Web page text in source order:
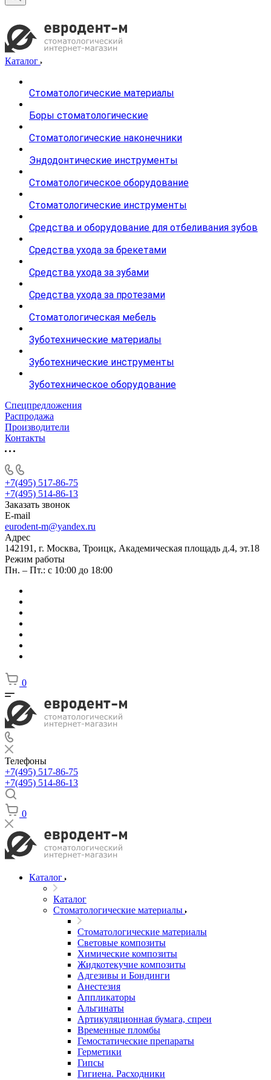
Каталог
Стоматологические материалы
Боры стоматологические
Стоматологические наконечники
Эндодонтические инструменты
Стоматологическое оборудование
Стоматологические инструменты
Средства и оборудование для отбеливания зубов
Средства ухода за брекетами
Средства ухода за зубами
Средства ухода за протезами
Стоматологическая мебель
Зуботехнические материалы
Зуботехнические инструменты
Зуботехническое оборудование
Спецпредложения
Распродажа
Производители
Контакты
+7(495) 517-86-75
+7(495) 514-86-13
Заказать звонок
E-mail
eurodent-m@yandex.ru
Адрес
142191, г. Москва, Троицк, Академическая площадь д.4, эт.18
Режим работы
Пн. – Пт.: с 10:00 до 18:00
0
Телефоны
+7(495) 517-86-75
+7(495) 514-86-13
0
Каталог
Каталог
Стоматологические материалы
Стоматологические материалы
Световые композиты
Химические композиты
Жидкотекучие композиты
Адгезивы и Бондинги
Анестезия
Аппликаторы
Альгинаты
Артикуляционная бумага, спреи
Временные пломбы
Гемостатические препараты
Герметики
Гипсы
Гигиена. Расходники